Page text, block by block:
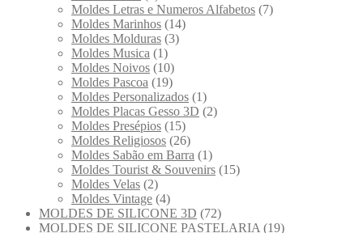
Moldes Letras e Numeros Alfabetos (7)
Moldes Marinhos (14)
Moldes Molduras (3)
Moldes Musica (1)
Moldes Noivos (10)
Moldes Pascoa (19)
Moldes Personalizados (1)
Moldes Placas Gesso 3D (2)
Moldes Presépios (15)
Moldes Religiosos (26)
Moldes Sabão em Barra (1)
Moldes Tourist & Souvenirs (15)
Moldes Velas (2)
Moldes Vintage (4)
MOLDES DE SILICONE 3D (72)
MOLDES DE SILICONE PASTELARIA (19)